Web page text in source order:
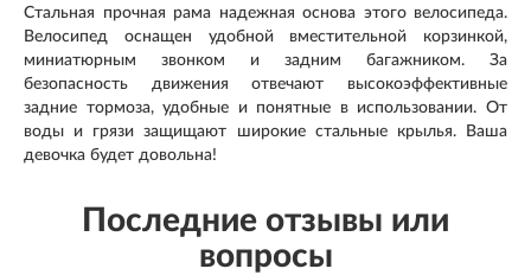
Стальная прочная рама надежная основа этого велосипеда.
Велосипед оснащен удобной вместительной корзинкой,
миниатюрным звонком и задним багажником. За
безопасность движения отвечают высокоэффективные
задние тормоза, удобные и понятные в использовании. От
воды и грязи защищают широкие стальные крылья. Ваша
девочка будет довольна!
Последние отзывы или
вопросы